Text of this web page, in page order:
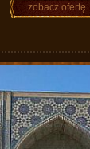
zobacz ofertę